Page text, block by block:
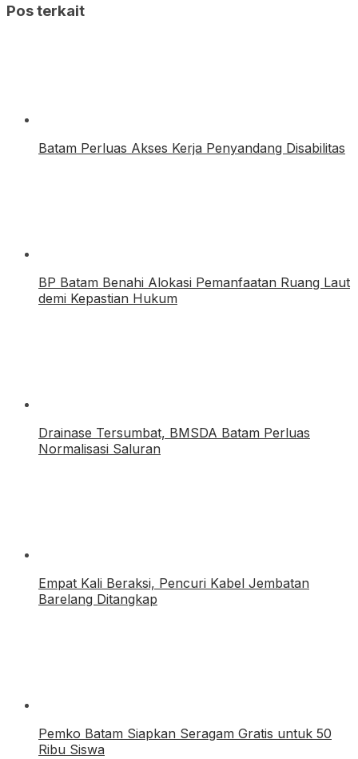
Pos terkait
Batam Perluas Akses Kerja Penyandang Disabilitas
BP Batam Benahi Alokasi Pemanfaatan Ruang Laut
demi Kepastian Hukum
Drainase Tersumbat, BMSDA Batam Perluas
Normalisasi Saluran
Empat Kali Beraksi, Pencuri Kabel Jembatan
Barelang Ditangkap
Pemko Batam Siapkan Seragam Gratis untuk 50
Ribu Siswa